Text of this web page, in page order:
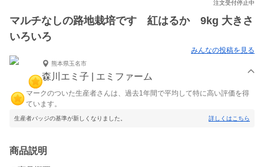
注文受付停止中
マルチなしの路地栽培です 紅はるか 9kg 大きさ
いろいろ
みんなの投稿を見る
熊本県玉名市
森川エミ子 | エミファーム
マークのついた生産者さんは、過去1年間で平均して特に高い評価を得
ています。
生産者バッジの基準が新しくなりました。 詳しくはこちら
商品説明